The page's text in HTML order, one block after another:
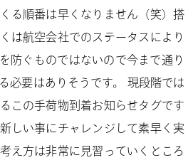
る順番は早くなりません（笑）搭
は航空会社でのステータスにより
防ぐものではないので今まで通り
必要はありそうです。 現段階では
この手荷物到着お知らせタグです
しい事にチャレンジして素早く実
え方は非常に見習っていくところ